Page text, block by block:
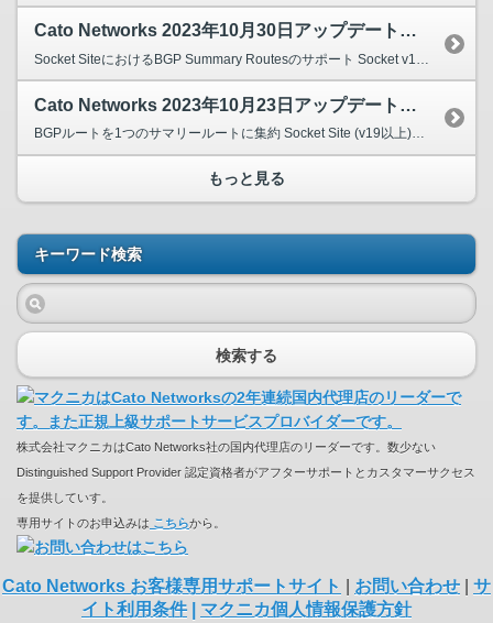
Cato Networks 2023年10月30日アップデート情報
Socket SiteにおけるBGP Summary Routesのサポート Socket v19以降、Socket SiteにおいてもBGP Summary Routesがサポートされる...
Cato Networks 2023年10月23日アップデート情報
BGPルートを1つのサマリールートに集約 Socket Site (v19以上)、IPsec SiteおよびCross Connect Siteでは、 複数の個別ルートを1つのBGPルー...
もっと見る
キーワード検索
検索する
株式会社マクニカはCato Networks社の国内代理店のリーダーです。数少ない
Distinguished Support Provider 認定資格者がアフターサポートとカスタマーサクセス
を提供していす。
専用サイトのお申込みは こちらから。
Cato Networks お客様専用サポートサイト お問い合わせ
サ
イト利用条件| マクニカ個人情報保護方針